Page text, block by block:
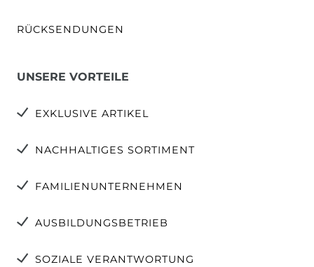
RÜCKSENDUNGEN
UNSERE VORTEILE
EXKLUSIVE ARTIKEL
NACHHALTIGES SORTIMENT
FAMILIENUNTERNEHMEN
AUSBILDUNGSBETRIEB
SOZIALE VERANTWORTUNG